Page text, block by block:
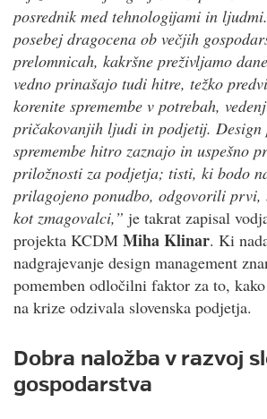
posrednik med tehnologijami in
posebej dragocena ob večjih
prelomnicah, kakršne preživljamo
vedno prinašajo tudi hitre, težko
korenite spremembe v potrebah,
pričakovanjih ljudi in podjetij. Design
spremembe hitro zaznajo in uspešno
priložnosti za podjetja; tisti, ki bodo
prilagojeno ponudbo, odgovorili prvi,
kot zmagovalci,” je takrat zapisal
projekta KCDM Miha Klinar. Ki
nadgrajevanje design management
pomemben odločilni faktor za to, kako
na krize odzivala slovenska podjetja.
Dobra naložba v razvoj
gospodarstva